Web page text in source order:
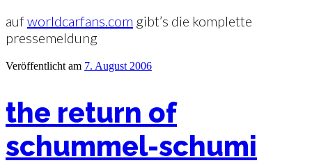
aufworldcarfans.com gibt’s die komplette
pressemeldung
Veröffentlicht am 7. August 2006
the return of
schummel-schumi